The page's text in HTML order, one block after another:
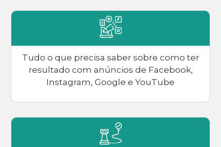
Tudo o que precisa saber sobre como ter
resultado com anúncios de Facebook,
Instagram, Google e YouTube